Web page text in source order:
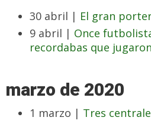
30 abril | El gran
9 abril | Once
recordabas que
marzo de 2020
1 marzo | Tres